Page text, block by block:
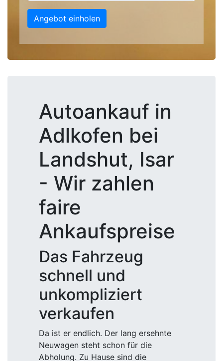
Angebot einholen
Autoankauf in
Adlkofen bei
Landshut, Isar
- Wir zahlen
faire
Ankaufspreise
Das Fahrzeug
schnell und
unkompliziert
verkaufen
Da ist er endlich. Der lang ersehnte
Neuwagen steht schon für die
Abholung. Zu Hause sind die